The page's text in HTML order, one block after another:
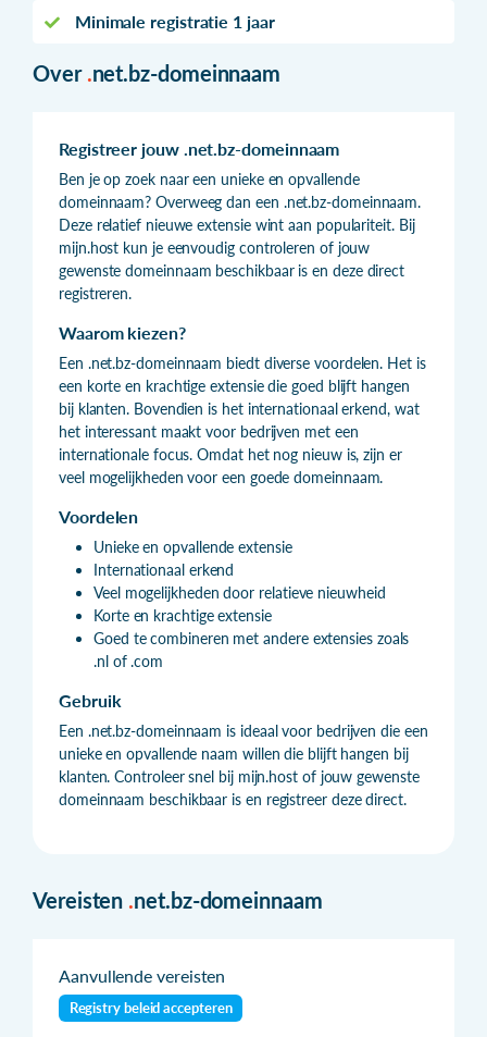
Minimale registratie 1 jaar
Over .net.bz-domeinnaam
Registreer jouw .net.bz-domeinnaam
Ben je op zoek naar een unieke en opvallende
domeinnaam? Overweeg dan een .net.bz-domeinnaam.
Deze relatief nieuwe extensie wint aan populariteit. Bij
mijn.host kun je eenvoudig controleren of jouw
gewenste domeinnaam beschikbaar is en deze direct
registreren.
Waarom kiezen?
Een .net.bz-domeinnaam biedt diverse voordelen. Het is
een korte en krachtige extensie die goed blijft hangen
bij klanten. Bovendien is het internationaal erkend, wat
het interessant maakt voor bedrijven met een
internationale focus. Omdat het nog nieuw is, zijn er
veel mogelijkheden voor een goede domeinnaam.
Voordelen
Unieke en opvallende extensie
Internationaal erkend
Veel mogelijkheden door relatieve nieuwheid
Korte en krachtige extensie
Goed te combineren met andere extensies zoals
.nl of .com
Gebruik
Een .net.bz-domeinnaam is ideaal voor bedrijven die een
unieke en opvallende naam willen die blijft hangen bij
klanten. Controleer snel bij mijn.host of jouw gewenste
domeinnaam beschikbaar is en registreer deze direct.
Vereisten .net.bz-domeinnaam
Aanvullende vereisten
Registry beleid accepteren